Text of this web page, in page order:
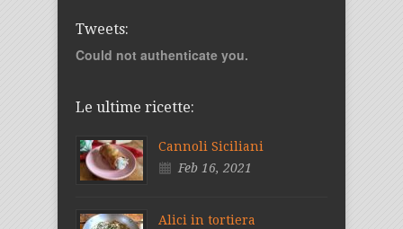
Tweets:
Could not authenticate you.
Le ultime ricette:
Cannoli Siciliani
Feb 16, 2021
Alici in tortiera